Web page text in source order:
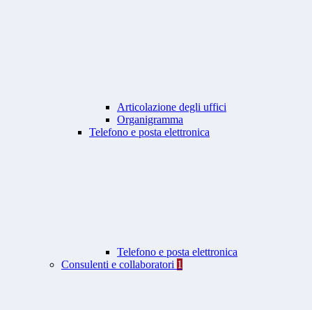
Articolazione degli uffici
Organigramma
Telefono e posta elettronica
Telefono e posta elettronica
Consulenti e collaboratori 1